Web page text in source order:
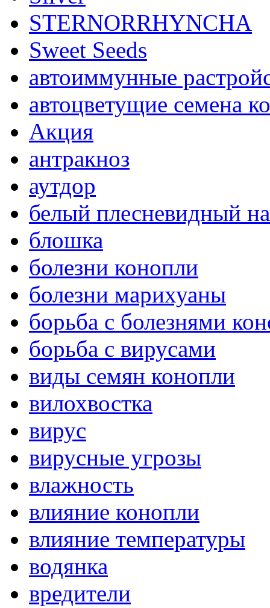
STERNORRHYNCHA
Sweet Seeds
автоиммунные
автоцветущие семена
Акция
антракноз
аутдор
белый плесневидный
блошка
болезни конопли
болезни марихуаны
борьба с болезнями
борьба с вирусами
виды семян конопли
вилохвостка
вирус
вирусные угрозы
влажность
влияние конопли
влияние температуры
водянка
вредители